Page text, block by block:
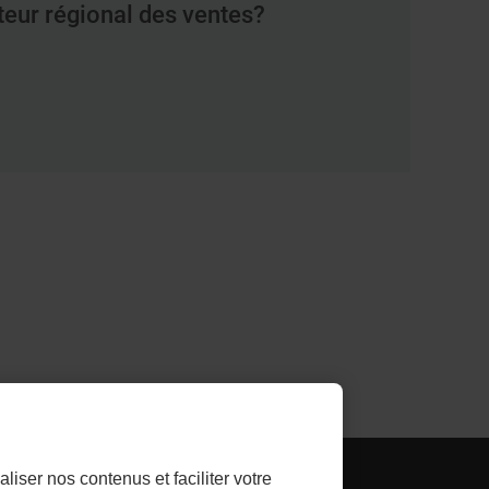
régional des ventes?
INVESTISSEUR- LIEN
nos contenus et faciliter votre